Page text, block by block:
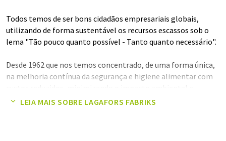
Todos temos de ser bons cidadãos empresariais globais,
utilizando de forma sustentável os recursos escassos sob o
lema "Tão pouco quanto possível - Tanto quanto necessário".
Desde 1962 que nos temos concentrado, de uma forma única,
na melhoria contínua da segurança e higiene alimentar com
melhorando o ambiente de trabalho.
LEIA MAIS SOBRE LAGAFORS FABRIKS